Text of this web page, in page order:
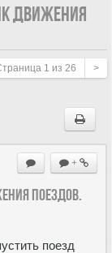
ДВИЖЕНИЯ
1 из 26 >
+
поездов.
поезд